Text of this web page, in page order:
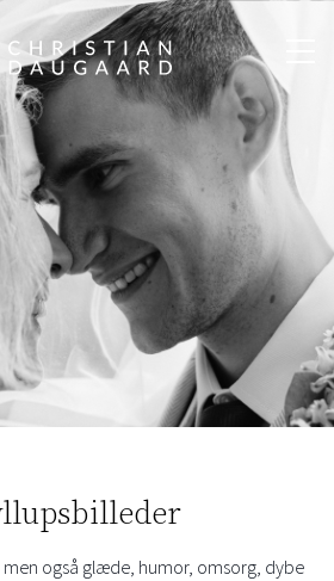
også glæde, humor, omsorg, dybe